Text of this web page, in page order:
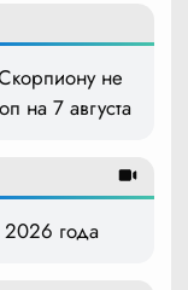
не
на 7 августа
2026 года